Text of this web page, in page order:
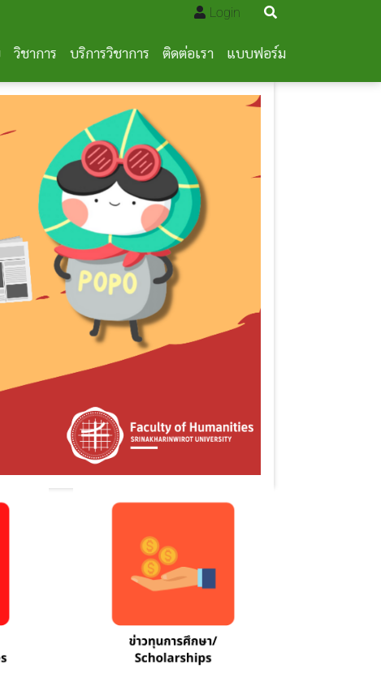
Login
วิชาการ บริการวิชาการ ติดต่อเรา แบบฟอร์ม